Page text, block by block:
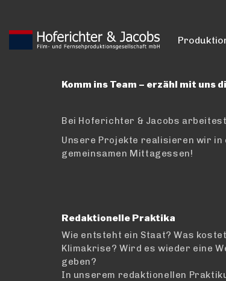
Komm ins Team – erzähl mit uns
Bei Hoferichter & Jacobs
Unsere Projekte realisieren wir in
gemeinsamen Mittagessen!
Redaktionelle Praktika
Wie entsteht ein Staat? Was koste
Klimakrise? Wird es wieder eine
geben?
In unserem redaktionellen